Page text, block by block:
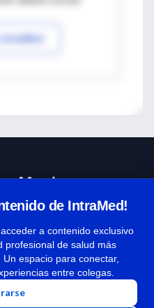
de IntraMed!
a contenido exclusivo
profesional de salud más
espacio para conectar,
entre colegas.
privacidad
| Copyright 1997-2026